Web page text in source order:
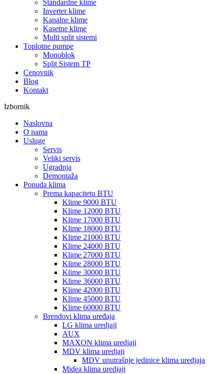
Standardne klime
Inverter klime
Kanalne klime
Kasetne klime
Multi split sistemi
Toplotne pumpe
Monoblok
Split Sistem TP
Cenovnik
Blog
Kontakt
Izbornik
Naslovna
O nama
Usluge
Servis
Veliki servis
Ugradnja
Demontaža
Ponuda klima
Prema kapacitetu BTU
Klime 9000 BTU
Klime 12000 BTU
Klime 17000 BTU
Klime 18000 BTU
Klime 21000 BTU
Klime 24000 BTU
Klime 27000 BTU
Klime 28000 BTU
Klime 30000 BTU
Klime 36000 BTU
Klime 42000 BTU
Klime 45000 BTU
Klime 60000 BTU
Brendovi klima uređaja
LG klima uredjaji
AUX
MAXON klima uredjaji
MDV klima uredjaji
MDV unutrašnje jedinice klima uredjaja
Midea klima uredjaji